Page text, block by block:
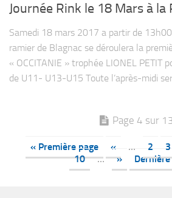
Journée Rink le 18 Mars à la
Samedi 18 mars 2017 a partir de
ramier de Blagnac se déroulera la
« OCCITANIE » trophée LIONEL PETIT
de U11- U13-U15 Toute l’après-midi
Page 4 sur
« Première page « … 2 3
10
… »